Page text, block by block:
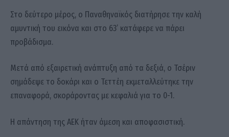
Στο δεύτερο μέρος, ο Παναθηναϊκός διατήρησε την καλή
αμυντική του εικόνα και στο 63’ κατάφερε να πάρει
προβάδισμα.
Μετά από εξαιρετική ανάπτυξη από τα δεξιά, ο Τσέριν
σημάδεψε το δοκάρι και ο Τεττέη εκμεταλλεύτηκε την
επαναφορά, σκοράροντας με κεφαλιά για το 0-1.
Η απάντηση της ΑΕΚ ήταν άμεση και αποφασιστική.